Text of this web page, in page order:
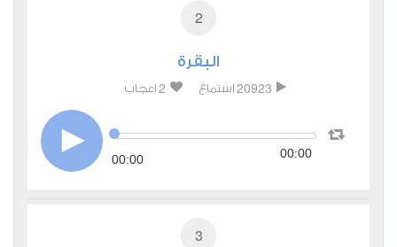
2
البقرة
20923 استماع 2 اعجاب
00:00 00:00
3